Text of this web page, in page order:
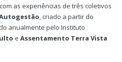
as experiências de três coletivos
, criado a partir do
anualmente pelo Instituto
e Assentamento Terra Vista